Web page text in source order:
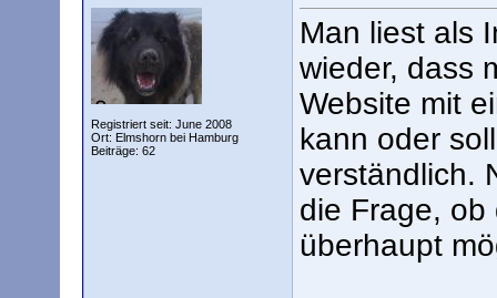
Registriert seit: June 2008
Ort: Elmshorn bei Hamburg
Beiträge: 62
Man liest als
wieder, dass
Website mit
kann oder
verständlich.
die Frage, ob
überhaupt